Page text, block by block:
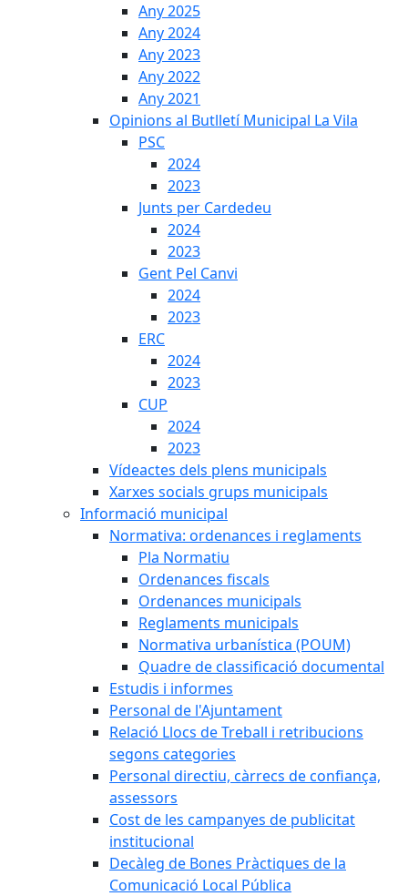
Any 2025
Any 2024
Any 2023
Any 2022
Any 2021
Opinions al Butlletí Municipal La Vila
PSC
2024
2023
Junts per Cardedeu
2024
2023
Gent Pel Canvi
2024
2023
ERC
2024
2023
CUP
2024
2023
Vídeactes dels plens municipals
Xarxes socials grups municipals
Informació municipal
Normativa: ordenances i reglaments
Pla Normatiu
Ordenances fiscals
Ordenances municipals
Reglaments municipals
Normativa urbanística (POUM)
Quadre de classificació documental
Estudis i informes
Personal de l'Ajuntament
Relació Llocs de Treball i retribucions
segons categories
Personal directiu, càrrecs de confiança,
assessors
Cost de les campanyes de publicitat
institucional
Decàleg de Bones Pràctiques de la
Comunicació Local Pública